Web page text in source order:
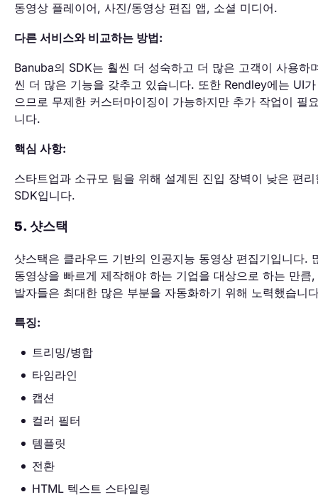
동영상 플레이어, 사진/동영상 편집 앱, 소셜 미디어.
다른 서비스와 비교하는 방법:
Banuba의 SDK는 훨씬 더 성숙하고 더 많은 고객이 사용하
씬 더 많은 기능을 갖추고 있습니다. 또한 Rendley에는 UI
으므로 무제한 커스터마이징이 가능하지만 추가 작업이 필
니다.
핵심 사항:
스타트업과 소규모 팀을 위해 설계된 진입 장벽이 낮은 편리
SDK입니다.
5. 샷스택
샷스택은 클라우드 기반의 인공지능 동영상 편집기입니다.
동영상을 빠르게 제작해야 하는 기업을 대상으로 하는 만큼,
발자들은 최대한 많은 부분을 자동화하기 위해 노력했습니
특징:
트리밍/병합
타임라인
캡션
컬러 필터
템플릿
전환
HTML 텍스트 스타일링